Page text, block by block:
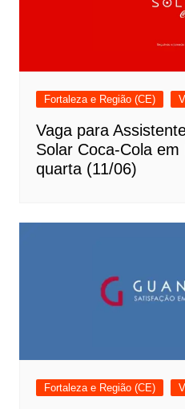
Fortaleza e Região (CE)
Vaga para
Solar Coca-Cola
quarta (11/06)
Fortaleza e Região (CE)